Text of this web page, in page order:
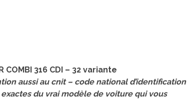
COMBI 316 CDI – 32 variante
aussi au cnit – code national d’identification
du vrai modèle de voiture qui vous